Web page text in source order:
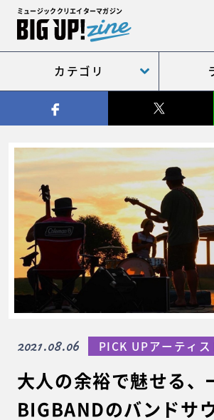
ミュージッククリエイターマガジン
カテゴリ
大人の余裕で魅せる、
BIGBANDのバンドサ
2021.08.06 PICK UPアーティス